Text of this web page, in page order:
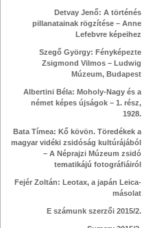
Detvay Jenő: A történés
pillanatainak rögzítése – Anne
Lefebvre képeihez
Szegő György: Fényképezte
Zsigmond Vilmos – Ludwig
Múzeum, Budapest
Albertini Béla: Moholy-Nagy és a
német képes újságok – 1. rész,
1928.
Bata Tímea: Kő kövön. Töredékek a
magyar vidéki zsidóság kultúrájából
– A Néprajzi Múzeum zsidó
tematikájú fotográfiáiról
Fejér Zoltán: Leotax, a japán Leica-
másolat
E számunk szerzői 2015/2.